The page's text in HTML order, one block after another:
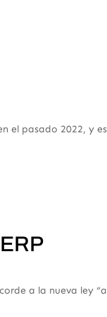
el pasado 2022, y
a la nueva ley